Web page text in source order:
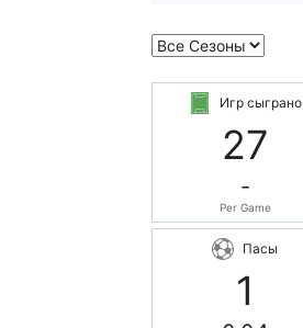
Игр сыграно
27
-
Per Game
Пасы
1